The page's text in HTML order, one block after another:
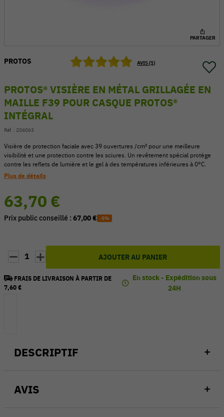
PARTAGER
DESCRIPTIF
AVIS
PROTOS AVIS (1)
PROTOS® VISIÈRE EN MÉTAL GRILLAGÉE EN
MAILLE F39 POUR CASQUE PROTOS®
INTÉGRAL
Réf. : 204063
Visière de protection faciale avec 39 ouvertures /cm² pour une meilleure
visibilité et une protection contre les sciures. Un revêtement spécial protège
contre les reflets de lumière et le gel à des températures inférieures à 0°C.
Plus de détails
63,70 €
Prix public conseillé : 67,00 € -5%
1 AJOUTER AU PANIER
FRAIS DE LIVRAISON À PARTIR DE
7,60 €
En stock - Expédition sous
24H